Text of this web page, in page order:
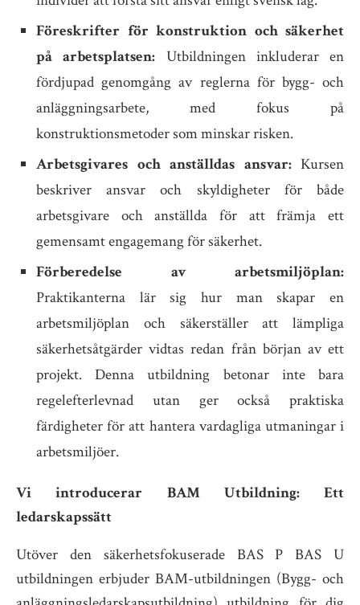
Föreskrifter för konstruktion och säkerhet
på arbetsplatsen: Utbildningen inkluderar en
fördjupad genomgång av reglerna för bygg- och
anläggningsarbete, med fokus på
konstruktionsmetoder som minskar risken.
Arbetsgivares och anställdas ansvar: Kursen
beskriver ansvar och skyldigheter för både
arbetsgivare och anställda för att främja ett
gemensamt engagemang för säkerhet.
Förberedelse av arbetsmiljöplan:
Praktikanterna lär sig hur man skapar en
arbetsmiljöplan och säkerställer att lämpliga
säkerhetsåtgärder vidtas redan från början av ett
projekt. Denna utbildning betonar inte bara
regelefterlevnad utan ger också praktiska
färdigheter för att hantera vardagliga utmaningar i
arbetsmiljöer.
Vi introducerar BAM Utbildning: Ett
ledarskapssätt
Utöver den säkerhetsfokuserade BAS P BAS U
utbildningen erbjuder BAM-utbildningen (Bygg- och